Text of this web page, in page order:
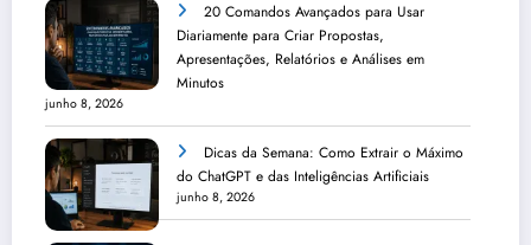
20 Comandos Avançados para Usar
Diariamente para Criar Propostas,
Apresentações, Relatórios e Análises em
Minutos
junho 8, 2026
Dicas da Semana: Como Extrair o Máximo
do ChatGPT e das Inteligências Artificiais
junho 8, 2026